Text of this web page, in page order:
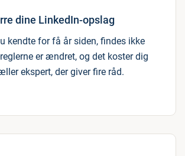
dine LinkedIn-opslag
kendte for få år siden, findes ikke
er ændret, og det koster dig
ekspert, der giver fire råd.